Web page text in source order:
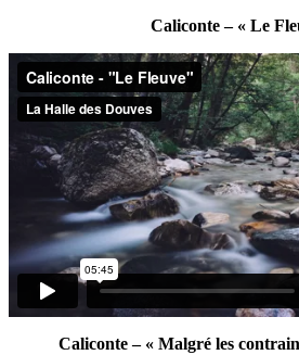
Caliconte – « Le
Caliconte – « Malgré les